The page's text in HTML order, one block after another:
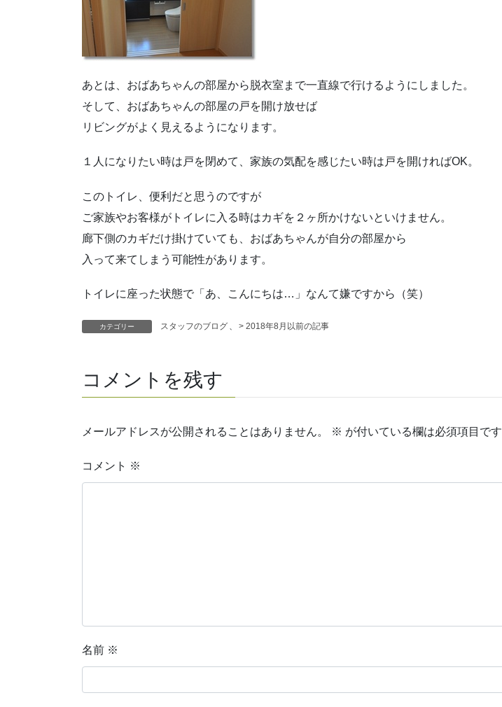
あとは、おばあちゃんの部屋から脱衣室まで一直線で行けるようにしました。
そして、おばあちゃんの部屋の戸を開け放せば
リビングがよく見えるようになります。
１人になりたい時は戸を閉めて、家族の気配を感じたい時は戸を開ければOK。
このトイレ、便利だと思うのですが
ご家族やお客様がトイレに入る時はカギを２ヶ所かけないといけません。
廊下側のカギだけ掛けていても、おばあちゃんが自分の部屋から
入って来てしまう可能性があります。
トイレに座った状態で「あ、こんにちは…」なんて嫌ですから（笑）
カテゴリー スタッフのブログ 、 > 2018年8月以前の記事
コメントを残す
メールアドレスが公開されることはありません。 ※ が付いている欄は必須項目です
コメント ※
名前 ※